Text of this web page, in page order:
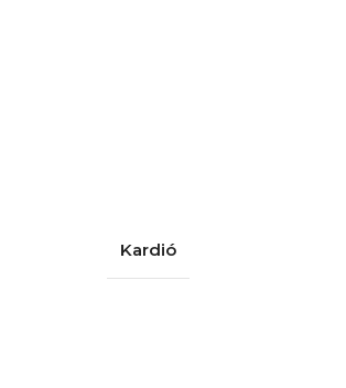
Kardió